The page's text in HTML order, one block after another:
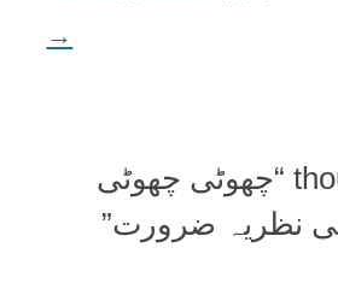
→
چھوٹی چھوٹی
نظریہ ضرورت”